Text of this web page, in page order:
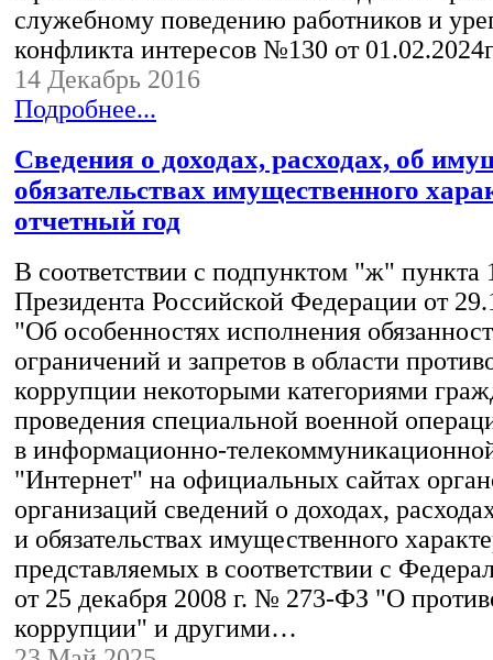
служебному поведению работников и
конфликта интересов №130 от
14 Декабрь 2016
Подробнее...
Сведения о доходах, расходах, об
обязательствах имущественного
отчетный год
В соответствии с подпунктом "ж" пункта
Президента Российской Федерации от
"Об особенностях исполнения
ограничений и запретов в области
коррупции некоторыми категориями
проведения специальной военной
в информационно-
"Интернет" на официальных сайтах
организаций сведений о доходах,
и обязательствах имущественного
представляемых в соответствии с
от 25 декабря 2008 г. № 273-ФЗ "О
коррупции" и другими…